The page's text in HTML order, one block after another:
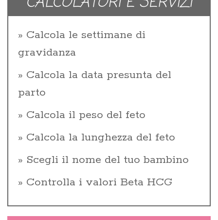
Calcola le settimane di
gravidanza
Calcola la data presunta del
parto
Calcola il peso del feto
Calcola la lunghezza del feto
Scegli il nome del tuo bambino
Controlla i valori Beta HCG